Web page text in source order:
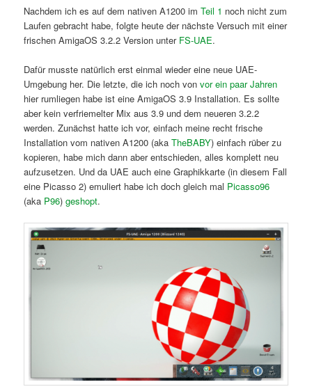
Nachdem ich es auf dem nativen A1200 imTeil 1 noch nicht zum
Laufen gebracht habe, folgte heute der nächste Versuch mit einer
frischen AmigaOS 3.2.2 Version unter FS-UAE.
Dafür musste natürlich erst einmal wieder eine neue UAE-
Umgebung her. Die letzte, die ich noch vonvor ein paar Jahren
hier rumliegen habe ist eine AmigaOS 3.9 Installation. Es sollte
aber kein verfriemelter Mix aus 3.9 und dem neueren 3.2.2
werden. Zunächst hatte ich vor, einfach meine recht frische
Installation vom nativen A1200 (akaTheBABY) einfach rüber zu
kopieren, habe mich dann aber entschieden, alles komplett neu
aufzusetzen. Und da UAE auch eine Graphikkarte (in diesem Fall
eine Picasso 2) emuliert habe ich doch gleich mal Picasso96
(aka P96)geshopt.